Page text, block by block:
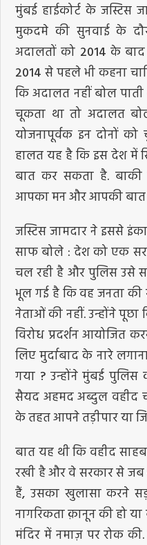
मुंबई हाईकोर्ट के जस्टिस
मुकदमे की सुनवाई के
अदालतों को 2014 के
2014 से पहले भी कहना
कि अदालत नहीं बोल
चूकता था तो अदालत
योजनापूर्वक इन दोनों
हालत यह है कि इस देश में
बात कर सकता है.
आपका मन और आपकी बात
जस्टिस जामदार ने इससे
साफ बोले : देश को एक
चल रही है और पुलिस उसे
भूल गई है कि वह जनता
नेताओं की नहीं. उन्होंने
विरोध प्रदर्शन आयोजित
लिए मुर्दाबाद के नारे
गया ? उन्होंने मुंबई
सैयद अहमद अब्दुल वहीद
के तहत आपने तड़ीपार या
बात यह थी कि वहीद साहब
रखी है और वे सरकार से जब
हैं, उसका खुलासा करने
नागरिकता क़ानून की हो या
मंदिर में नमाज़ पर रोक